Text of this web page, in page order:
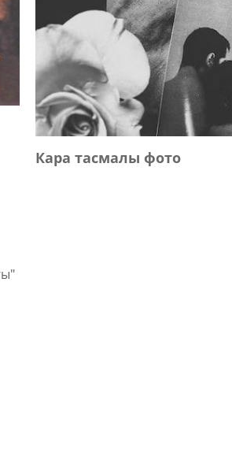
Кара тасмалы фото